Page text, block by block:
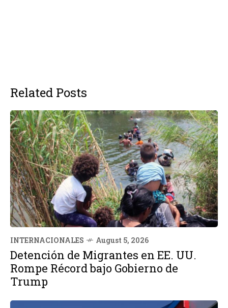
Related Posts
INTERNACIONALES August 5, 2026
Detención de Migrantes en EE. UU.
Rompe Récord bajo Gobierno de
Trump